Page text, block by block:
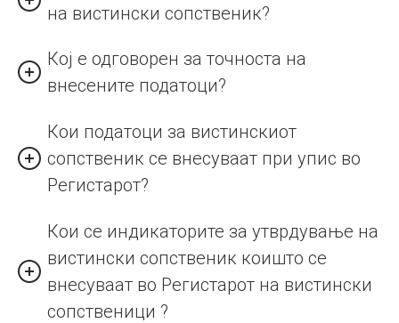
на вистински сопственик?
Кој е одговорен за точноста на
внесените податоци?
Кои податоци за вистинскиот
сопственик се внесуваат при упис во
Регистарот?
Кои се индикаторите за утврдување на
вистински сопственик коишто се
внесуваат во Регистарот на вистински
сопственици ?